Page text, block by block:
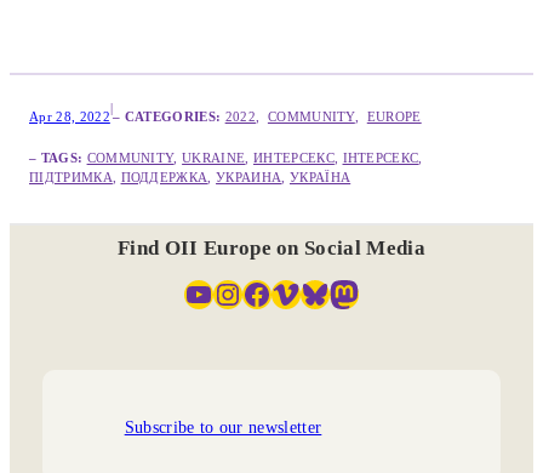
Apr 28, 2022 – CATEGORIES: 2022 COMMUNITY, EUROPE
– TAGS: COMMUNITY, UKRAINE, ИНТЕРСЕКС, ІНТЕРСЕКС
ПІДТРИМКА, ПОДДЕРЖКА, УКРАИНА, УКРАЇНА
Find OII Europe on Social Media
YouTube InstagramFacebook Vimeo Bluesky Mastodon
Subscribe to our newsletter